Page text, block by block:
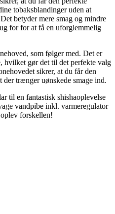
tobaksblandinger uden at
betyder mere smag og mindre
for for at få en uforglemmelig
som følger med. Det er
hvilket gør det til det perfekte valg
sikrer, at du får den
der trænger uønskede smage ind.
til en fantastisk shishaoplevelse
vandpibe inkl. varmeregulator
forskellen!